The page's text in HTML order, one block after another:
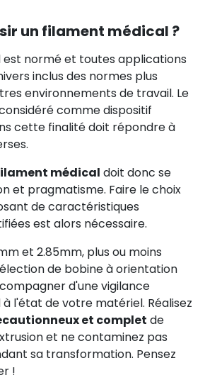
un filament médical ?
est normé et toutes applications
inclus des normes plus
environnements de travail. Le
comme dispositif
cette finalité doit répondre à
médical doit donc se
et pragmatisme. Faire le choix
de caractéristiques
est alors nécessaire.
et 2.85mm, plus ou moins
de bobine à orientation
d'une vigilance
l'état de votre matériel. Réalisez
et complet de
et ne contaminez pas
sa transformation. Pensez
!